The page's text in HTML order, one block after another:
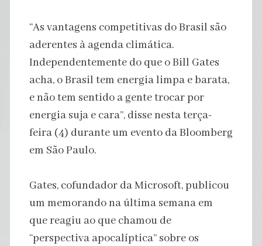
“As vantagens competitivas do Brasil são
aderentes à agenda climática.
Independentemente do que o Bill Gates
acha, o Brasil tem energia limpa e barata,
e não tem sentido a gente trocar por
energia suja e cara”, disse nesta terça-
feira (4) durante um evento da Bloomberg
em São Paulo.
Gates, cofundador da Microsoft, publicou
um memorando na última semana em
que reagiu ao que chamou de
“perspectiva apocalíptica” sobre os